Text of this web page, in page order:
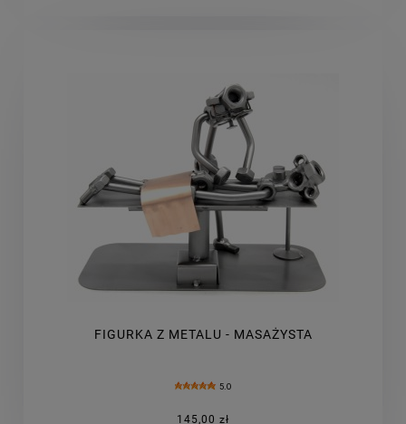
FIGURKA Z METALU - MASAŻYSTA
5.0
145,00 zł